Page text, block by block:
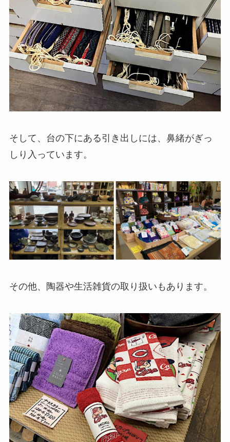
そして、台の下にある引き出しには、鼻緒がぎっ
しり入っています。
その他、陶器や生活雑貨の取り扱いもあります。